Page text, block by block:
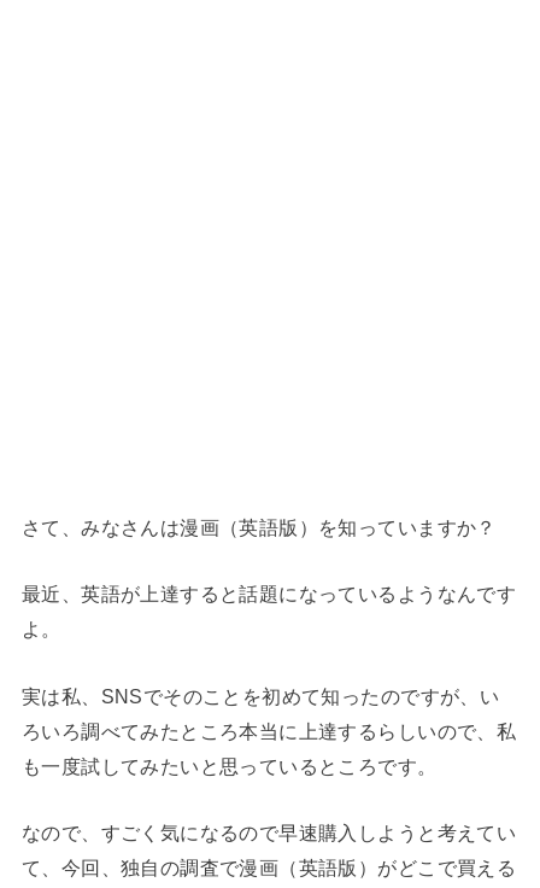
さて、みなさんは漫画（英語版）を知っていますか？
最近、英語が上達すると話題になっているようなんです
よ。
実は私、SNSでそのことを初めて知ったのですが、い
ろいろ調べてみたところ本当に上達するらしいので、私
も一度試してみたいと思っているところです。
なので、すごく気になるので早速購入しようと考えてい
て、今回、独自の調査で漫画（英語版）がどこで買える